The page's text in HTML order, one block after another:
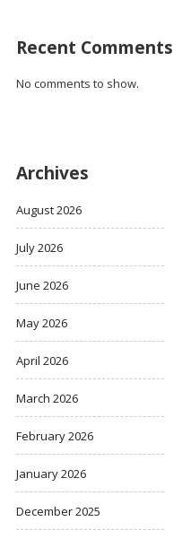
Recent Comments
No comments to show.
Archives
August 2026
July 2026
June 2026
May 2026
April 2026
March 2026
February 2026
January 2026
December 2025